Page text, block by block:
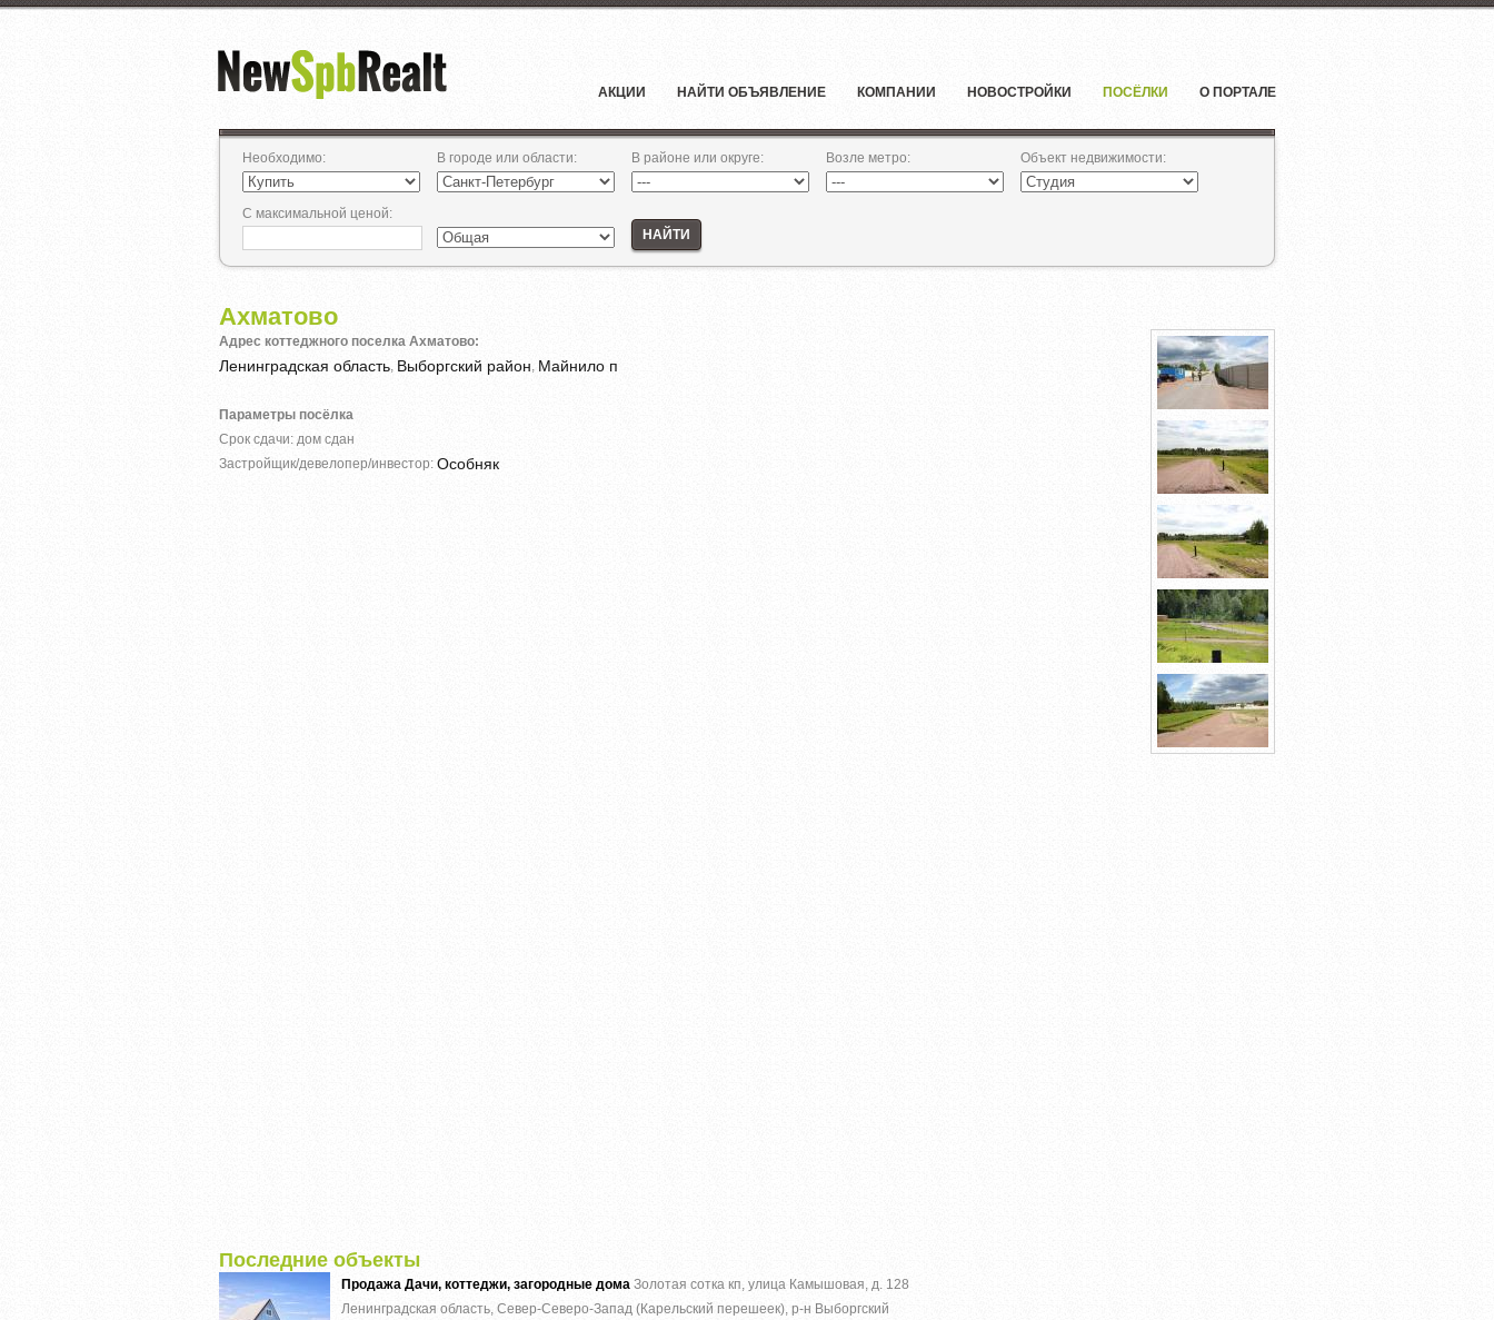
АКЦИИ НАЙТИ ОБЪЯВЛЕНИЕ КОМПАНИИ НОВОСТРОЙКИ ПОСЁЛКИ О ПОРТАЛЕ
Необходимо: В городе или области: В районе или округе: Возле метро: Объект недвижимости:
С максимальной ценой:
НАЙТИ
Ахматово
Адрес коттеджного поселка Ахматово:
Ленинградская область, Выборгский район, Майнило п
Параметры посёлка
Срок сдачи: дом сдан
Застройщик/девелопер/инвестор: Особняк
Последние объекты
Продажа Дачи, коттеджи, загородные дома Золотая сотка кп, улица Камышовая, д. 128
Ленинградская область, Север-Северо-Запад (Карельский перешеек), р-н Выборгский